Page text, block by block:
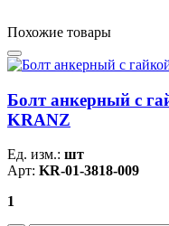
Похожие товары
Болт анкерный с
KRANZ
Ед. изм.: шт
Арт: KR-01-3818-009
1